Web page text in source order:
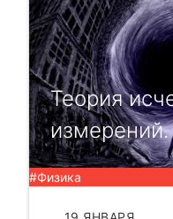
Теория
измерений.
#Физика